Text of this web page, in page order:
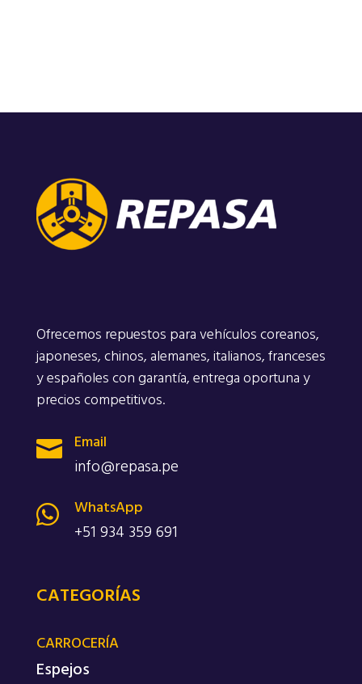
Ofrecemos repuestos para vehículos coreanos,
japoneses, chinos, alemanes, italianos, franceses
y españoles con garantía, entrega oportuna y
precios competitivos.
 Email
info@repasa.pe

WhatsApp
+51 934 359 691
CATEGORÍAS
CARROCERÍA
Espejos